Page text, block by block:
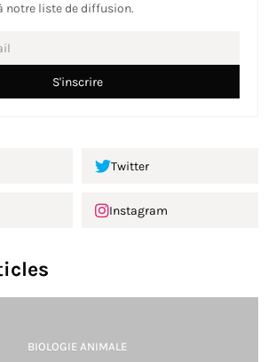
notre liste de diffusion.
Twitter
Instagram
BIOLOGIE ANIMALE